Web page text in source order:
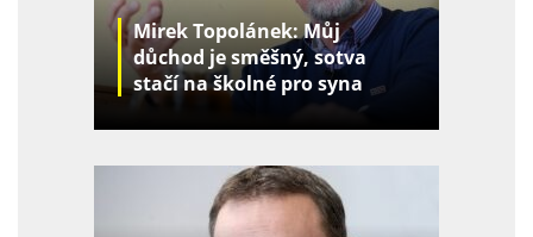
Mirek Topolánek: Můj
důchod je směšný, sotva
stačí na školné pro syna